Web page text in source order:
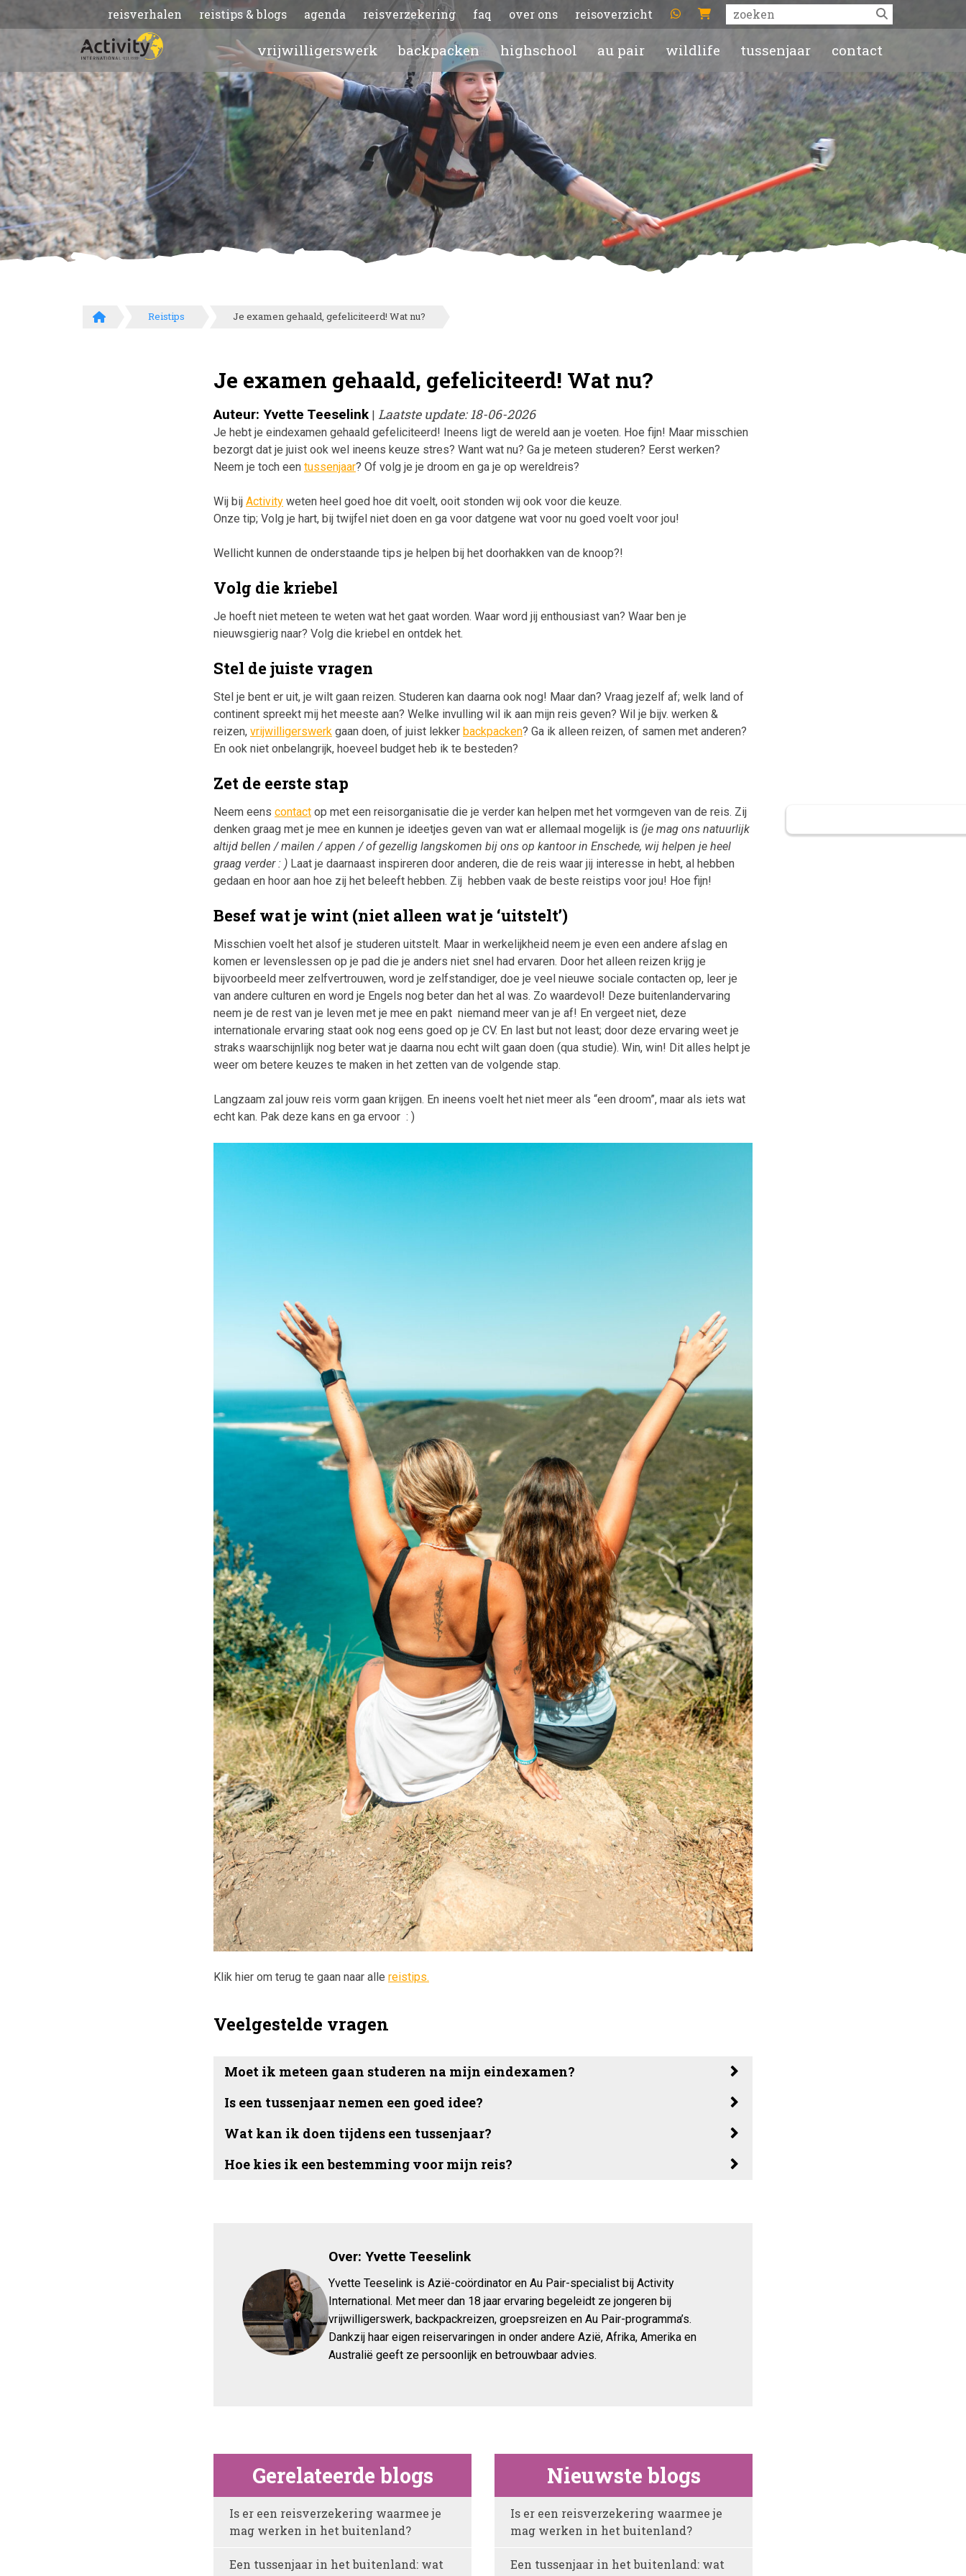
reisverhalen reistips & blogs agenda reisverzekering faq over ons reisoverzicht
vrijwilligerswerk backpacken highschool au pair wildlife tussenjaar contact
Reistips Je examen gehaald, gefeliciteerd! Wat nu?
Je examen gehaald, gefeliciteerd! Wat nu?
Auteur: Yvette Teeselink | Laatste update: 18-06-2026
Je hebt je eindexamen gehaald gefeliciteerd! Ineens ligt de wereld aan je voeten. Hoe fijn! Maar misschien
bezorgt dat je juist ook wel ineens keuze stres? Want wat nu? Ga je meteen studeren? Eerst werken?
Neem je toch een tussenjaar? Of volg je je droom en ga je op wereldreis?
Wij bij Activity weten heel goed hoe dit voelt, ooit stonden wij ook voor die keuze.
Onze tip; Volg je hart, bij twijfel niet doen en ga voor datgene wat voor nu goed voelt voor jou!
Wellicht kunnen de onderstaande tips je helpen bij het doorhakken van de knoop?!
Volg die kriebel
Je hoeft niet meteen te weten wat het gaat worden. Waar word jij enthousiast van? Waar ben je
nieuwsgierig naar? Volg die kriebel en ontdek het.
Stel de juiste vragen
Stel je bent er uit, je wilt gaan reizen. Studeren kan daarna ook nog! Maar dan? Vraag jezelf af; welk land of
continent spreekt mij het meeste aan? Welke invulling wil ik aan mijn reis geven? Wil je bijv. werken &
reizen, vrijwilligerswerk gaan doen, of juist lekker backpacken? Ga ik alleen reizen, of samen met anderen?
En ook niet onbelangrijk, hoeveel budget heb ik te besteden?
Zet de eerste stap
Neem eens contact op met een reisorganisatie die je verder kan helpen met het vormgeven van de reis. Zij
denken graag met je mee en kunnen je ideetjes geven van wat er allemaal mogelijk is (je mag ons natuurlijk
altijd bellen / mailen / appen / of gezellig langskomen bij ons op kantoor in Enschede, wij helpen je heel
graag verder : ) Laat je daarnaast inspireren door anderen, die de reis waar jij interesse in hebt, al hebben
gedaan en hoor aan hoe zij het beleeft hebben. Zij hebben vaak de beste reistips voor jou! Hoe fijn!
Besef wat je wint (niet alleen wat je ‘uitstelt’)
Misschien voelt het alsof je studeren uitstelt. Maar in werkelijkheid neem je even een andere afslag en
komen er levenslessen op je pad die je anders niet snel had ervaren. Door het alleen reizen krijg je
bijvoorbeeld meer zelfvertrouwen, word je zelfstandiger, doe je veel nieuwe sociale contacten op, leer je
van andere culturen en word je Engels nog beter dan het al was. Zo waardevol! Deze buitenlandervaring
neem je de rest van je leven met je mee en pakt niemand meer van je af! En vergeet niet, deze
internationale ervaring staat ook nog eens goed op je CV. En last but not least; door deze ervaring weet je
straks waarschijnlijk nog beter wat je daarna nou echt wilt gaan doen (qua studie). Win, win! Dit alles helpt je
weer om betere keuzes te maken in het zetten van de volgende stap.
Langzaam zal jouw reis vorm gaan krijgen. En ineens voelt het niet meer als “een droom”, maar als iets wat
echt kan. Pak deze kans en ga ervoor : )
Klik hier om terug te gaan naar alle reistips.
Veelgestelde vragen
Moet ik meteen gaan studeren na mijn eindexamen?
Is een tussenjaar nemen een goed idee?
Wat kan ik doen tijdens een tussenjaar?
Hoe kies ik een bestemming voor mijn reis?
Over: Yvette Teeselink
Yvette Teeselink is Azië-coördinator en Au Pair-specialist bij Activity
International. Met meer dan 18 jaar ervaring begeleidt ze jongeren bij
vrijwilligerswerk, backpackreizen, groepsreizen en Au Pair-programma’s.
Dankzij haar eigen reiservaringen in onder andere Azië, Afrika, Amerika en
Australië geeft ze persoonlijk en betrouwbaar advies.
Gerelateerde blogs
Is er een reisverzekering waarmee je
mag werken in het buitenland?
Een tussenjaar in het buitenland: wat
Nieuwste blogs
Is er een reisverzekering waarmee je
mag werken in het buitenland?
Een tussenjaar in het buitenland: wat